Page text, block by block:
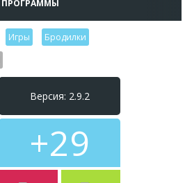
ПРОГРАММЫ
Игры Бродилки
Версия: 2.9.2
+29